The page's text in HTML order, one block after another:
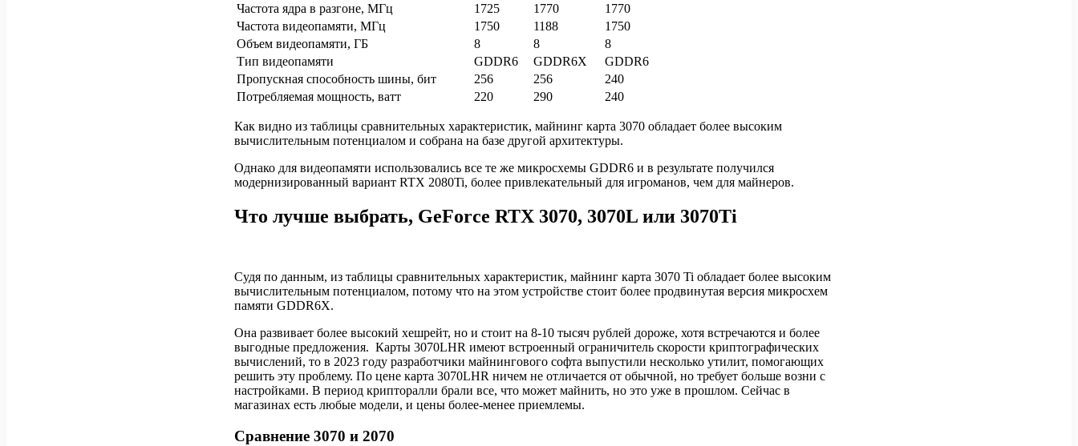
Частота ядра в разгоне, МГц
1725 1770
1770
Частота видеопамяти, МГц
1750 1188
1750
Объем видеопамяти, ГБ
8 8
8
Тип видеопамяти
GDDR6 GDDR6X
GDDR6
Пропускная способность шины, бит
256 256
240
Потребляемая мощность, ватт
220 290 240
Как видно из таблицы сравнительных характеристик, майнинг карта 3070 обладает более высоким
вычислительным потенциалом и собрана на базе другой архитектуры.
Однако для видеопамяти использовались все те же микросхемы GDDR6 и в результате получился
модернизированный вариант RTX 2080Ti, более привлекательный для игроманов, чем для майнеров.
Что лучше выбрать, GeForce RTX 3070, 3070L или 3070Ti
Судя по данным, из таблицы сравнительных характеристик, майнинг карта 3070 Ti обладает более высоким
вычислительным потенциалом, потому что на этом устройстве стоит более продвинутая версия микросхем
памяти GDDR6X.
Она развивает более высокий хешрейт, но и стоит на 8-10 тысяч рублей дороже, хотя встречаются и более
выгодные предложения. Карты 3070LHR имеют встроенный ограничитель скорости криптографических
вычислений, то в 2023 году разработчики майнингового софта выпустили несколько утилит, помогающих
решить эту проблему. По цене карта 3070LHR ничем не отличается от обычной, но требует больше возни с
настройками. В период крипторалли брали все, что может майнить, но это уже в прошлом. Сейчас в
магазинах есть любые модели, и цены более-менее приемлемы.
Сравнение 3070 и 2070